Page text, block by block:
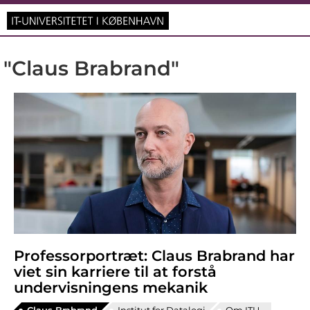
"Claus Brabrand"
Professorportræt: Claus Brabrand har
viet sin karriere til at forstå
undervisningens mekanik